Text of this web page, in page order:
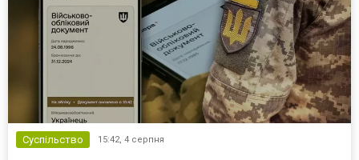
Суспільство 15:42, 4 серпня